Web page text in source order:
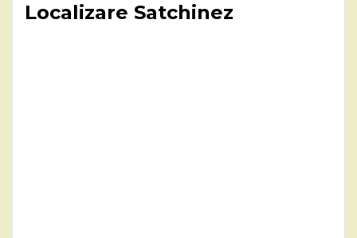
Localizare Satchinez